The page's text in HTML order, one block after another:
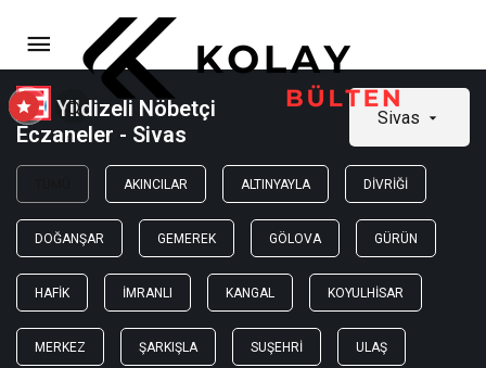
Yildizeli Nöbetçi
Eczaneler - Sivas
Sivas
AKINCILAR ALTINYAYLA DIVRIĞI
DOĞANŞAR GEMEREK GÖLOVA GÜRÜN
HAFIK İMRANLI KANGAL KOYULHISAR
MERKEZ ŞARKIŞLA SUŞEHRI ULAŞ